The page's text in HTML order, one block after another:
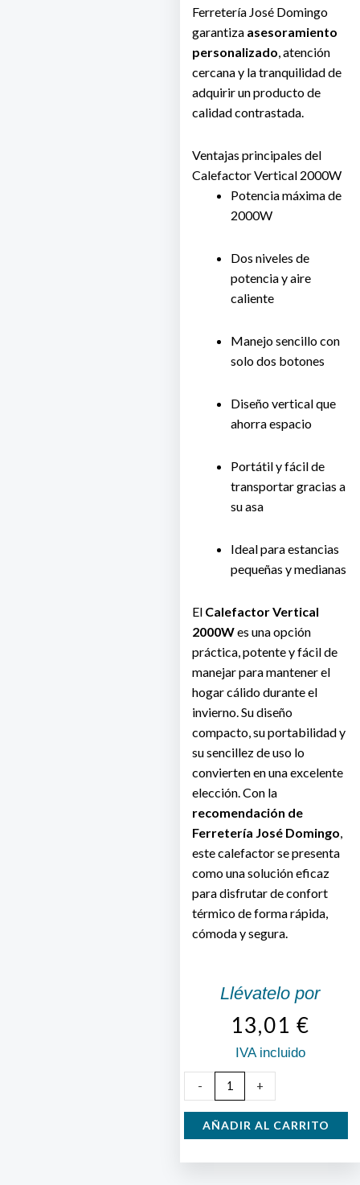
Ferretería José Domingo
garantiza asesoramiento
personalizado, atención
cercana y la tranquilidad de
adquirir un producto de
calidad contrastada.
Ventajas principales del
Calefactor Vertical 2000W
Potencia máxima de
2000W
Dos niveles de
potencia y aire
caliente
Manejo sencillo con
solo dos botones
Diseño vertical que
ahorra espacio
Portátil y fácil de
transportar gracias a
su asa
Ideal para estancias
pequeñas y medianas
El Calefactor Vertical
2000Wes una opción
práctica, potente y fácil de
manejar para mantener el
hogar cálido durante el
invierno. Su diseño
compacto, su portabilidad y
su sencillez de uso lo
convierten en una excelente
elección. Con la
recomendación de
Ferretería José Domingo,
este calefactor se presenta
como una solución eficaz
para disfrutar de confort
térmico de forma rápida,
cómoda y segura.
Llévatelo por
13,01 €
IVA incluido
-
Calefactor
Vertical
2000W
+
AÑADIR AL CARRITO